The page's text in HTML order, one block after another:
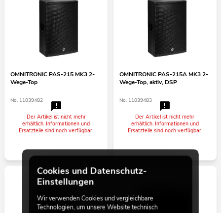
OMNITRONIC PAS-215 MK3 2-
Wege-Top
No. 11039482
Der Artikel ist nicht mehr
erhältlich. Informationen und
Ersatzteile sind noch verfügbar.
OMNITRONIC PAS-215A MK3 2-
Wege-Top, aktiv, DSP
No. 11039483
Der Artikel ist nicht mehr
erhältlich. Informationen und
Ersatzteile sind noch verfügbar.
Cookies und Datenschutz-
Einstellungen
Wir verwenden Cookies und vergleichbare
Technologien, um unsere Website technisch